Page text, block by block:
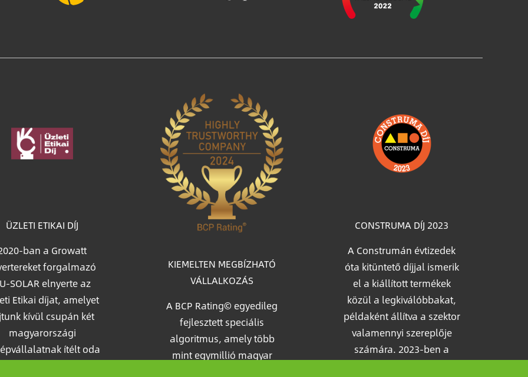
ÜZLETI ETIKAI DÍJ
ban a Growatt
forgalmazó
SOLAR elnyerte az
Etikai díjat, amelyet
kívül csupán két
magyarországi
ítélt oda
KIEMELTEN MEGBÍZHATÓ
VÁLLALKOZÁS
A BCP Rating© egyedileg
fejlesztett speciális
algoritmus, amely több
mint egymillió magyar
CONSTRUMA DÍJ 2023
A Construmán évtizedek
óta kitüntető díjjal ismerik
el a kiállított termékek
közül a legkiválóbbakat,
példaként állítva a szektor
valamennyi szereplője
számára. 2023-ben a